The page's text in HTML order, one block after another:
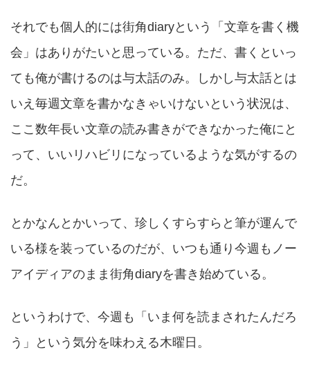
それでも個人的には街角diaryという「文章を書く機
会」はありがたいと思っている。ただ、書くといっ
ても俺が書けるのは与太話のみ。しかし与太話とは
いえ毎週文章を書かなきゃいけないという状況は、
ここ数年長い文章の読み書きができなかった俺にと
って、いいリハビリになっているような気がするの
だ。
とかなんとかいって、珍しくすらすらと筆が運んで
いる様を装っているのだが、いつも通り今週もノー
アイディアのまま街角diaryを書き始めている。
というわけで、今週も「いま何を読まされたんだろ
う」という気分を味わえる木曜日。